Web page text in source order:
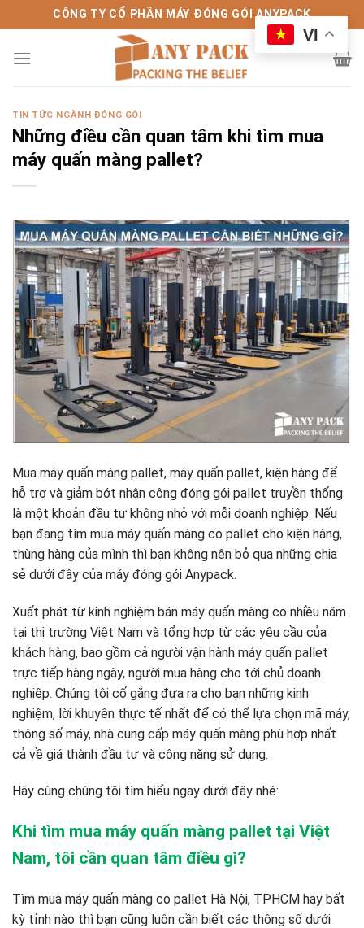
qua
nội
CÔNG TY CỔ PHẦN MÁY ĐÓNG GÓI ANYPACK
TIN TỨC NGÀNH ĐÓNG GÓI
Những điều cần quan tâm khi tìm mua
máy quấn màng pallet?
Mua máy quấn màng pallet, máy quấn pallet, kiện hàng để
hỗ trợ và giảm bớt nhân công đóng gói pallet truyền thống
là một khoản đầu tư không nhỏ với mỗi doanh nghiệp. Nếu
bạn đang tìm mua máy quấn màng co pallet cho kiện hàng,
thùng hàng của mình thì bạn không nên bỏ qua những chia
sẻ dưới đây của máy đóng gói Anypack.
Xuất phát từ kinh nghiệm bán máy quấn màng co nhiều năm
tại thị trường Việt Nam và tổng hợp từ các yêu cầu của
khách hàng, bao gồm cả người vận hành máy quấn pallet
trực tiếp hàng ngày, người mua hàng cho tới chủ doanh
nghiệp. Chúng tôi cố gắng đưa ra cho bạn những kinh
nghiệm, lời khuyên thực tế nhất để có thể lựa chọn mã máy,
thông số máy, nhà cung cấp máy quấn màng phù hợp nhất
cả về giá thành đầu tư và công năng sử dụng.
Hãy cùng chúng tôi tìm hiểu ngay dưới đây nhé:
Khi tìm mua máy quấn màng pallet tại Việt
Nam, tôi cần quan tâm điều gì?
Tìm mua máy quấn màng co pallet Hà Nội, TPHCM hay bất
kỳ tỉnh nào thì bạn cũng luôn cần biết các thông số dưới
VI